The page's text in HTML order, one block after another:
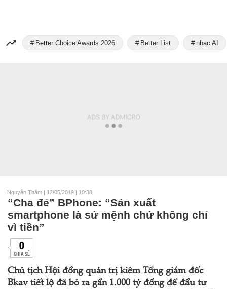
Better Choice Awards 2026 Better List nhạc AI
Nguyễn Thắm | 12/05/2019 | 10:38
“Cha đẻ” BPhone: “Sản xuất
smartphone là sứ mệnh chứ không chỉ
vì tiền”
0
CHIA SẺ
Chủ tịch Hội đồng quản trị kiêm Tổng giám đốc
Bkav tiết lộ đã bỏ ra gần 1.000 tỷ đồng để đầu tư